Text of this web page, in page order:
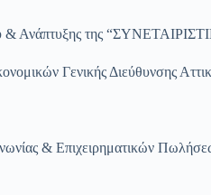
& Ανάπτυξης της
Γενικής Διεύθυνσης
& Επιχειρηματικών